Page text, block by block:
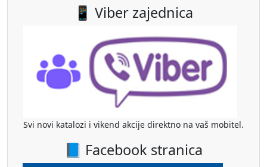
📱 Viber zajednica
Svi novi katalozi i vikend akcije direktno na vaš mobitel.
📘 Facebook stranica